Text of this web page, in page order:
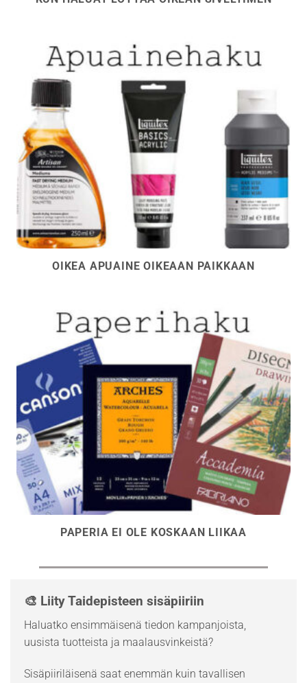
OIKEA APUAINE OIKEAAN PAIKKAAN
PAPERIA EI OLE KOSKAAN LIIKAA
🎨 Liity Taidepisteen sisäpiiriin
Haluatko ensimmäisenä tiedon kampanjoista,
uusista tuotteista ja maalausvinkeistä?
Sisäpiiriläisenä saat enemmän kuin tavallisen